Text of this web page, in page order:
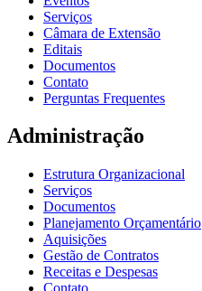
Serviços
Câmara de Extensão
Editais
Documentos
Contato
Perguntas Frequentes
Administração
Estrutura Organizacional
Serviços
Documentos
Planejamento Orçamentário
Aquisições
Gestão de Contratos
Receitas e Despesas